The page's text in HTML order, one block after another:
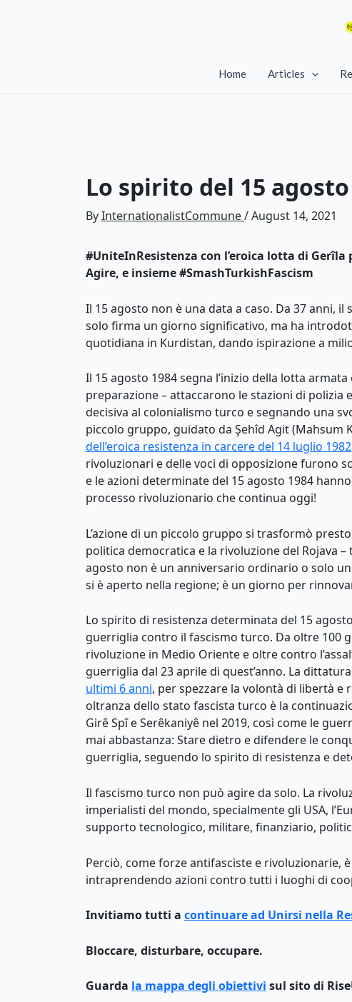
Home Articles
Lo spirito del 15
ByInternationalistCommune/August 14, 2021
#UniteInResistenza con l’eroica lotta di Gerîla
Agire, e insieme #SmashTurkishFascism
Il 15 agosto non è una data a caso. Da 37 anni,
solo firma un giorno significativo, ma ha
quotidiana in Kurdistan, dando ispirazione a
Il 15 agosto 1984 segna l’inizio della lotta
preparazione – attaccarono le stazioni di
decisiva al colonialismo turco e segnando una
piccolo gruppo, guidato da Şehîd Agit
dell’eroica resistenza in carcere del 14 luglio 1982
rivoluzionari e delle voci di opposizione furono
e le azioni determinate del 15 agosto 1984
processo rivoluzionario che continua oggi!
L’azione di un piccolo gruppo si trasformò
politica democratica e la rivoluzione del Rojava
agosto non è un anniversario ordinario o solo
si è aperto nella regione; è un giorno per
Lo spirito di resistenza determinata del 15
guerriglia contro il fascismo turco. Da oltre 100
rivoluzione in Medio Oriente e oltre contro
guerriglia dal 23 aprile di quest’anno. La
ultimi 6 anni, per spezzare la volontà di libertà e
oltranza dello stato fascista turco è la
Girê Spî e Serêkaniyê nel 2019, così come le
mai abbastanza: Stare dietro e difendere le
guerriglia, seguendo lo spirito di resistenza e
Il fascismo turco non può agire da solo. La
imperialisti del mondo, specialmente gli USA,
supporto tecnologico, militare, finanziario,
Perciò, come forze antifasciste e rivoluzionarie,
intraprendendo azioni contro tutti i luoghi di
Invitiamo tutti a continuare ad Unirsi nella
Bloccare, disturbare, occupare.
Guarda la mappa degli obiettivi sul sito di